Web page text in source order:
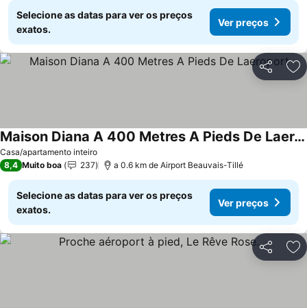
Selecione as datas para ver os preços
exatos.
Ver preços
Partilhar
Casa/apartamento inteiro
Maison Diana A 400 Metres A Pieds De Laeroport
8,4 Muito boa 237 a 0.6 km de Airport Beauvais-Tillé
Selecione as datas para ver os preços
exatos.
Ver preços
Partilhar